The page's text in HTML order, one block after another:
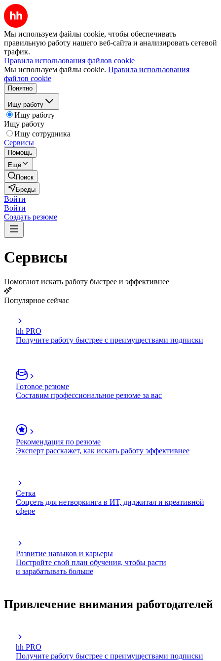
Мы используем файлы cookie, чтобы обеспечивать
правильную работу нашего веб-сайта и анализировать сетевой
трафик.
Правила использования файлов cookie
Мы используем файлы cookie. Правила использования
файлов cookie
Понятно
Ищу работу
Ищу работу
Ищу работу
Ищу сотрудника
Сервисы
Помощь
Ещё
Поиск
Бреды
Войти
Войти
Создать резюме
Сервисы
Помогают искать работу быстрее и эффективнее
Популярное сейчас
hh PRO
Получите работу быстрее с преимуществами подписки
Готовое резюме
Составим профессиональное резюме за вас
Рекомендация по резюме
Эксперт расскажет, как искать работу эффективнее
Сетка
Соцсеть для нетворкинга в ИТ, диджитал и креативной
сфере
Развитие навыков и карьеры
Постройте свой план обучения, чтобы расти
и зарабатывать больше
Привлечение внимания работодателей
hh PRO
Получите работу быстрее с преимуществами подписки